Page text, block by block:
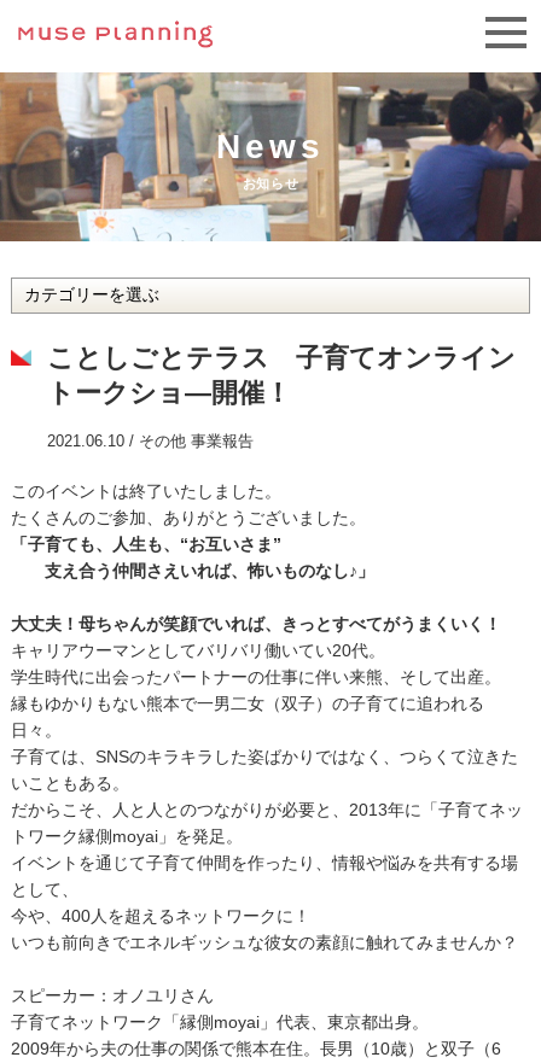
News
お知らせ
ことしごとテラス 子育てオンライン
トークショ―開催！
2021.06.10 / その他 事業報告
このイベントは終了いたしました。
たくさんのご参加、ありがとうございました。
「子育ても、人生も、“お互いさま”
支え合う仲間さえいれば、怖いものなし♪」
大丈夫！母ちゃんが笑顔でいれば、きっとすべてがうまくいく！
キャリアウーマンとしてバリバリ働いてい20代。
学生時代に出会ったパートナーの仕事に伴い来熊、そして出産。
縁もゆかりもない熊本で一男二女（双子）の子育てに追われる
日々。
子育ては、SNSのキラキラした姿ばかりではなく、つらくて泣きた
いこともある。
だからこそ、人と人とのつながりが必要と、2013年に「子育てネッ
トワーク縁側moyai」を発足。
イベントを通じて子育て仲間を作ったり、情報や悩みを共有する場
として、
今や、400人を超えるネットワークに！
いつも前向きでエネルギッシュな彼女の素顔に触れてみませんか？
スピーカー：オノユリさん
子育てネットワーク「縁側moyai」代表、東京都出身。
2009年から夫の仕事の関係で熊本在住。長男（10歳）と双子（6